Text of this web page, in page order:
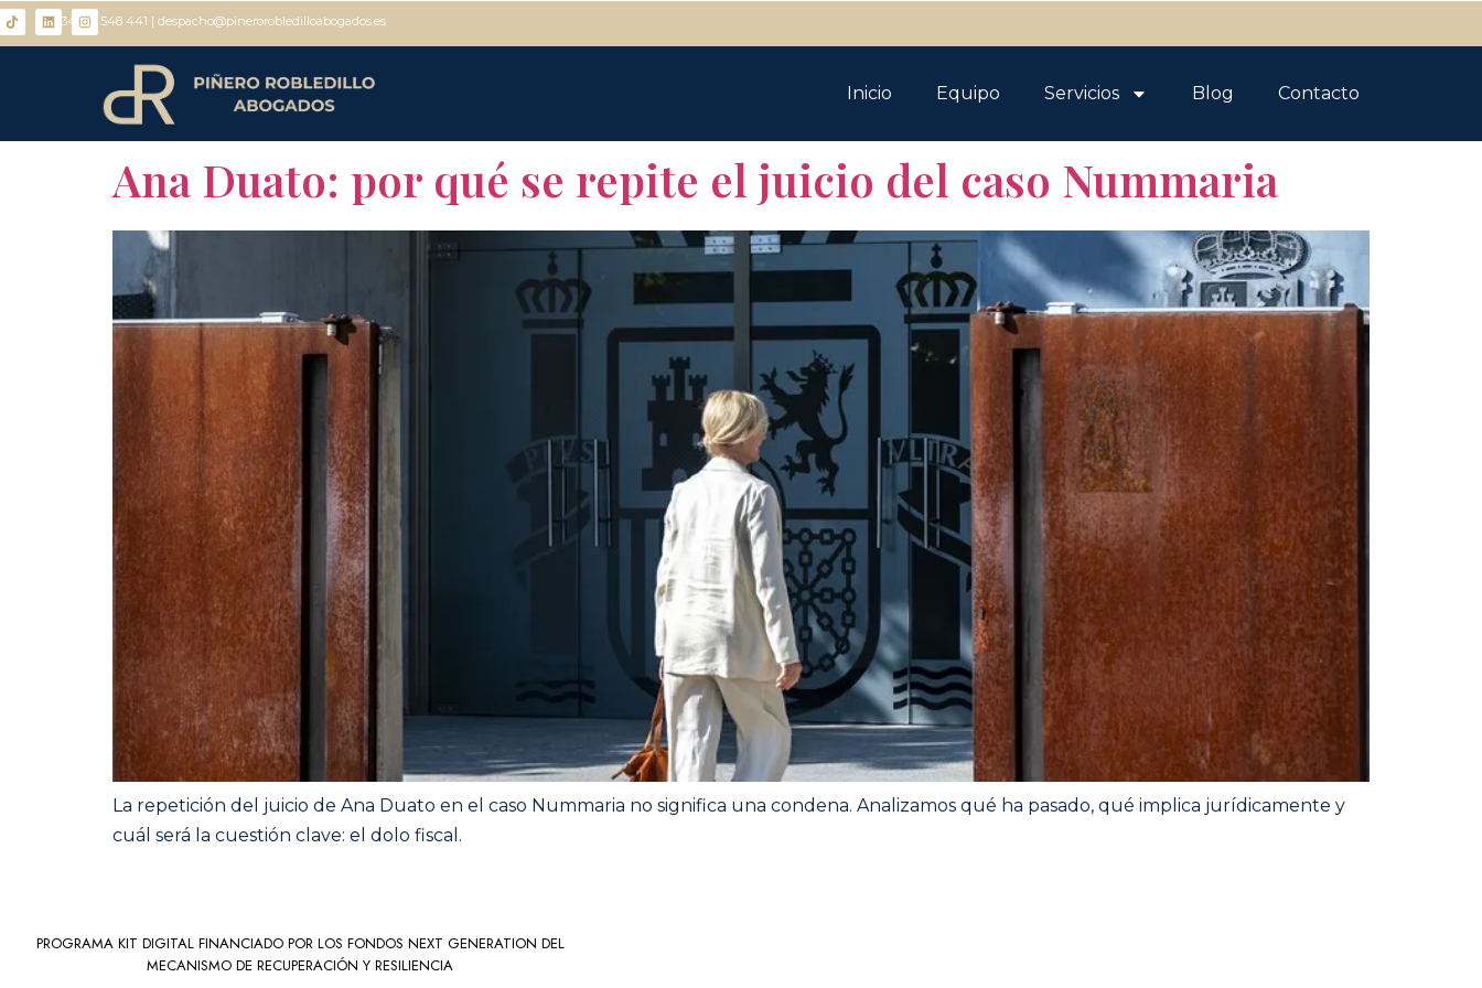
+ 34 671 548 441 | despacho@pinerorobledilloabogados.es
Inicio Equipo Servicios Blog Contacto
Ana Duato: por qué se repite el juicio del caso Nummaria
La repetición del juicio de Ana Duato en el caso Nummaria no significa una condena. Analizamos qué ha pasado, qué implica jurídicamente y
cuál será la cuestión clave: el dolo fiscal.
PROGRAMA KIT DIGITAL FINANCIADO POR LOS FONDOS NEXT GENERATION DEL
MECANISMO DE RECUPERACIÓN Y RESILIENCIA